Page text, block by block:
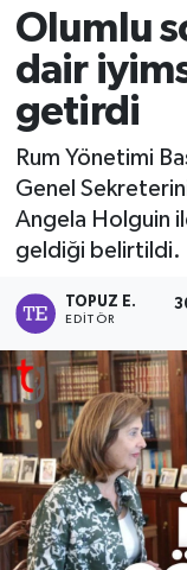
Olumlu
dair
getirdi
Rum Yönetimi
Genel
Angela Holguin
geldiği belirtildi.
TOPUZ E.
EDITÖR
SAĞLIK
SPOR
TEKNOLOJİ
TÜRKİYE
Tüm
Son Dakika
Haber Arşivi